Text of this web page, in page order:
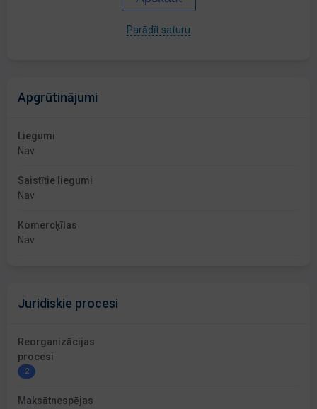
Parādīt saturu
Apgrūtinājumi
Liegumi
Nav
Saistītie liegumi
Nav
Komercķīlas
Nav
Juridiskie procesi
Reorganizācijas
procesi
2
Maksātnespējas